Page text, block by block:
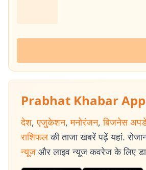
Prabhat Khabar
देश, एजुकेशन, मनोरंजन, बिजनेस
राशिफल की ताजा खबरें पढ़ें यहां.
न्यूज और लाइव न्यूज कवरेज के लिए